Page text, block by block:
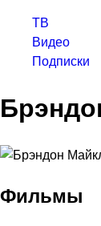
ТВ
Видео
Подписки
Фильмы